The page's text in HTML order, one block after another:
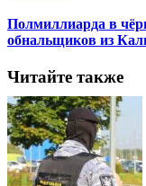
Полмиллиарда в
обнальщиков из
Читайте также